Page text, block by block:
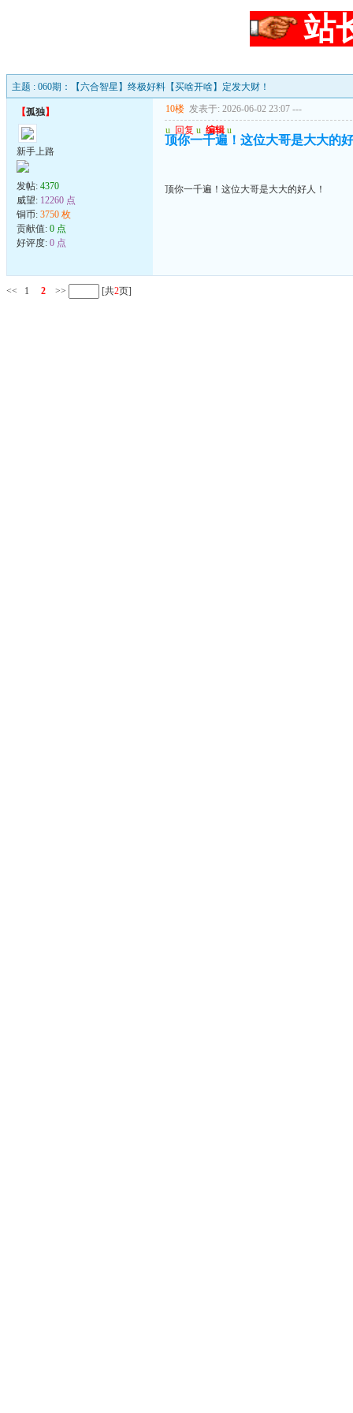
站
主题 : 060期：【六合智星】终极好料【买啥开啥】定发大财！
【孤独】
新手上路
发帖: 4370
威望: 12260 点
铜币: 3750 枚
贡献值: 0 点
好评度: 0 点
10楼 发表于: 2026-06-02 23:07 ---
u 回复 u 编辑 u
顶你一千遍！这位大哥是大大的
顶你一千遍！这位大哥是大大的好人！
<< 1 2 >> [共2页]